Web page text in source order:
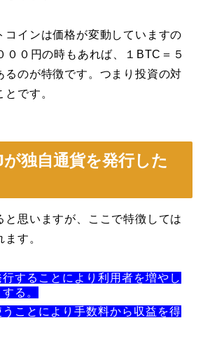
コインは価格が変動していますの
００円の時もあれば、１BTC＝５
るのが特徴です。つまり投資の対
です。
独自通貨を発行した
と思いますが、ここで特徴しては
す。
することにより利用者を増やし
る。
ことにより手数料から収益を得